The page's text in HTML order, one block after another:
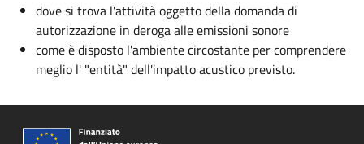
dove si trova l'attività oggetto della domanda di
autorizzazione in deroga alle emissioni sonore
come è disposto l'ambiente circostante per comprendere
meglio l' "entità" dell'impatto acustico previsto.